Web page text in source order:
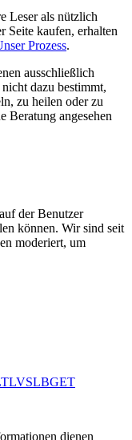
Leser als nützlich
Seite kaufen, erhalten
Prozess.
ausschließlich
dazu bestimmt,
zu heilen oder zu
Beratung angesehen
der Benutzer
können. Wir sind seit
moderiert, um
LVSLBGET
dienen